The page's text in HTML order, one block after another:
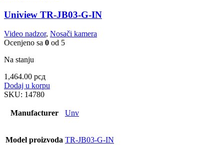
Uniview TR-JB03-G-IN
Video nadzor, Nosači kamera
Ocenjeno sa 0 od 5
Na stanju
1,464.00 рсд
Dodaj u korpu
SKU: 14780
Manufacturer Unv
Model proizvoda TR-JB03-G-IN